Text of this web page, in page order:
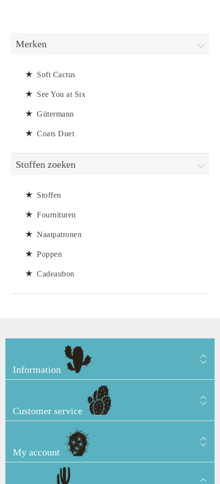
Merken
Soft Cactus
See You at Six
Gütermann
Coats Duet
Stoffen zoeken
Stoffen
Fournituren
Naaipatronen
Poppen
Cadeaubon
Information
Customer service
My account